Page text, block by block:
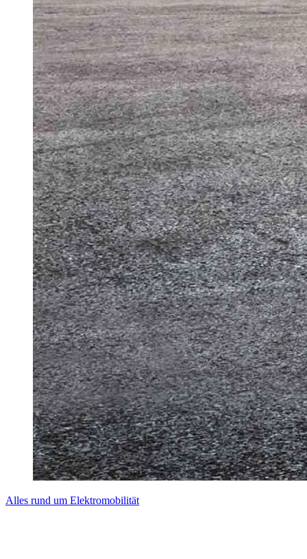
Alles rund um Elektromobilität